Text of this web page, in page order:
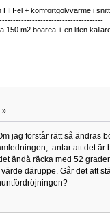
el + komfortgolvvärme i
m2 boarea + en liten
»
jag förstår rätt så ändras
antar att det
ändå räcka med 52
däruppe. Går det att